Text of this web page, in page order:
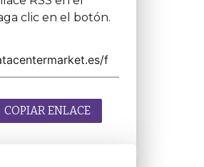
clic en el botón.
COPIAR ENLACE